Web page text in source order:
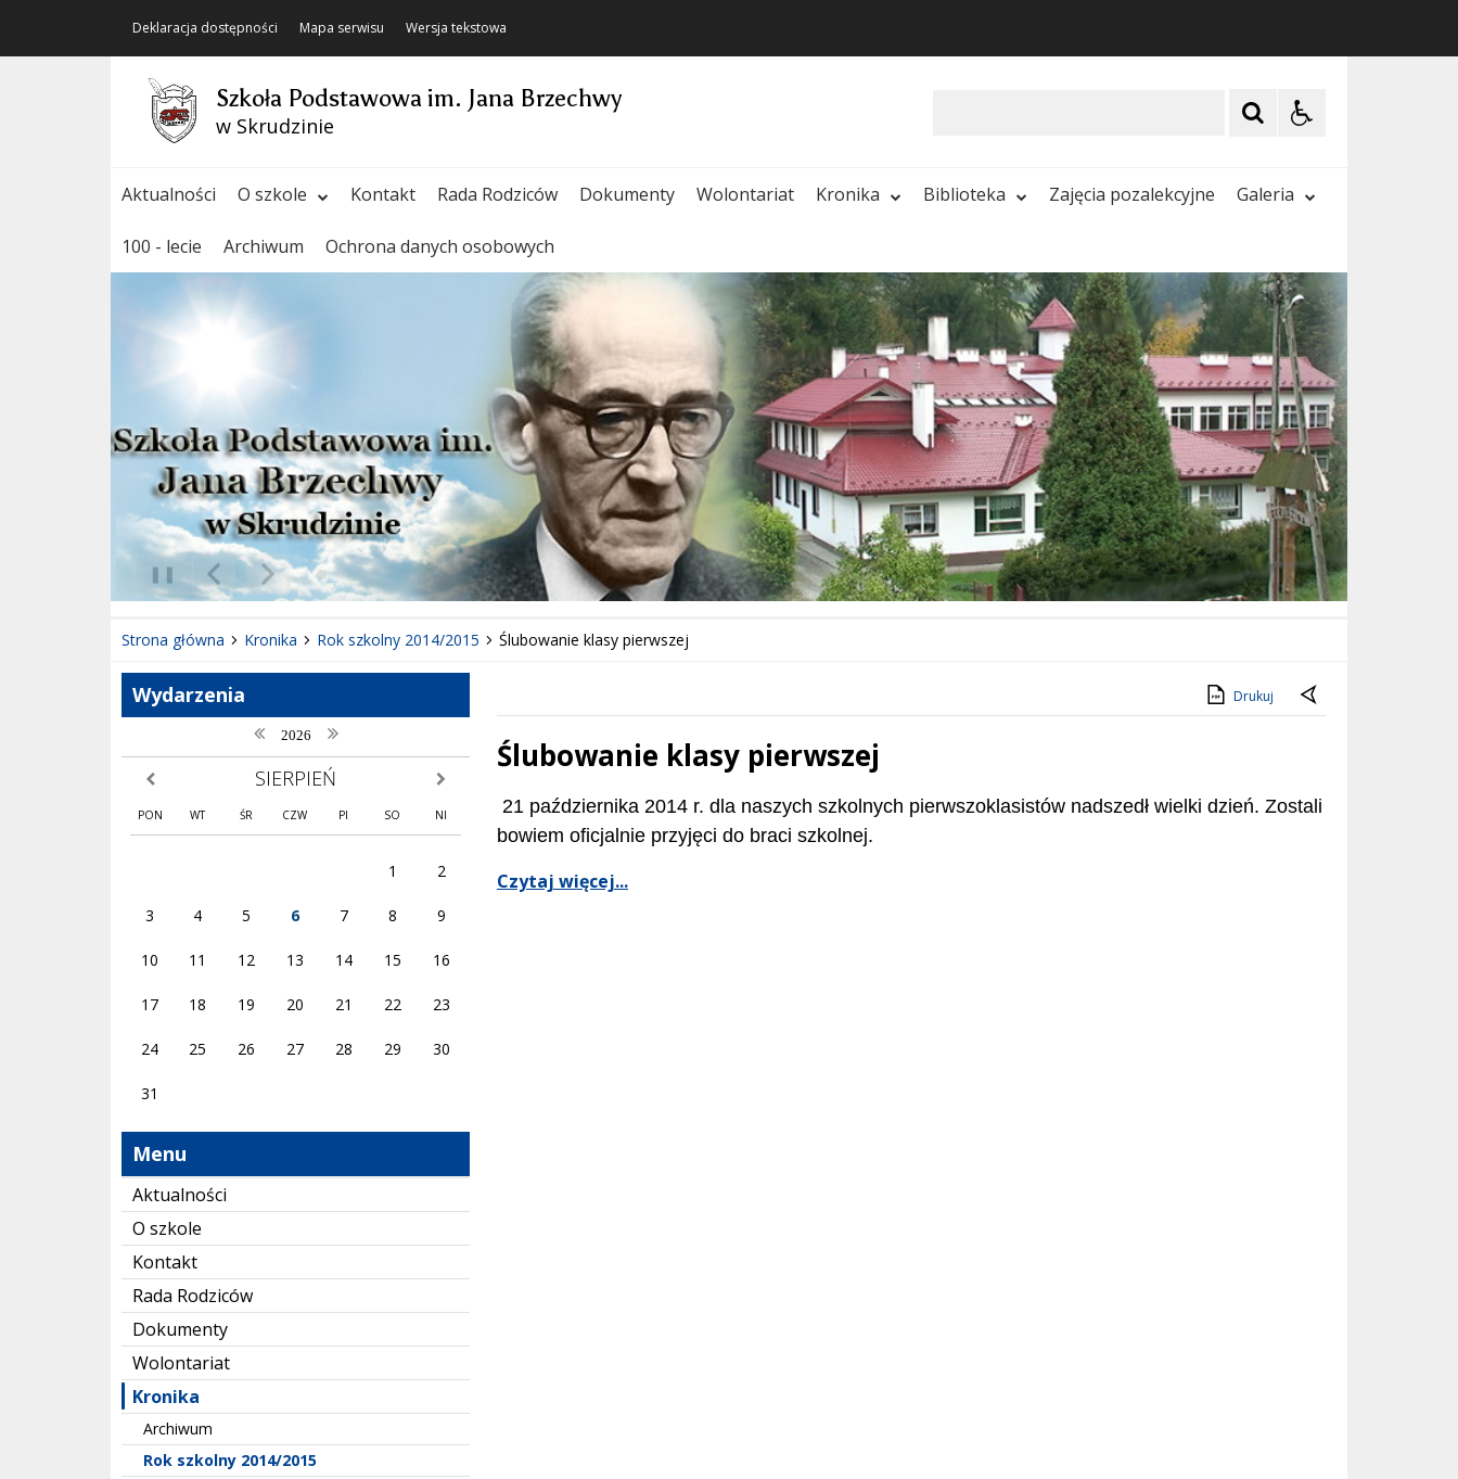
Deklaracja dostępności Mapa serwisu Wersja tekstowa
Szkoła Podstawowa im. Jana Brzechwy
w Skrudzinie
Aktualności O szkole Kontakt Rada Rodziców Dokumenty Wolontariat Kronika Biblioteka Zajęcia pozalekcyjne Galeria
100 - lecie Archiwum Ochrona danych osobowych
Poprzedni Element
Następny Element
❚❚
Strona główna Kronika Rok szkolny 2014/2015 Ślubowanie klasy pierwszej
Wydarzenia
poprzedni rok
2026 następny rok
poprzedni miesiąc SIERPIEŃ następny miesiąc
PON WT ŚR CZW PI SO NI
1 2
3 4 5 6 7 8 9
10 11 12 13 14 15 16
17 18 19 20 21 22 23
24 25 26 27 28 29 30
31
Menu
Aktualności
O szkole
Kontakt
Rada Rodziców
Dokumenty
Wolontariat
Kronika
Archiwum
Rok szkolny 2014/2015
Drukuj
Ślubowanie klasy pierwszej
Treść
21 października 2014 r. dla naszych szkolnych pierwszoklasistów nadszedł wielki dzień. Zostali
bowiem oficjalnie przyjęci do braci szkolnej.
Czytaj więcej...